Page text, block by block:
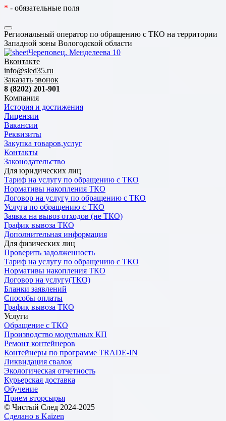
* - обязательные поля
Региональный оператор по обращению с ТКО на территории
Западной зоны Вологодской области
Череповец, Менделеева 10
Вконтакте
info@sled35.ru
Заказать звонок
8 (8202) 201-901
Компания
История и достижения
Лицензии
Вакансии
Реквизиты
Закупка товаров,услуг
Контакты
Законодательство
Для юридических лиц
Тариф на услугу по обращению с ТКО
Нормативы накопления ТКО
Договор на услугу по обращению с ТКО
Услуга по обращению с ТКО
Заявка на вывоз отходов (не ТКО)
График вывоза ТКО
Дополнительная информация
Для физических лиц
Проверить задолженность
Тариф на услугу по обращению с ТКО
Нормативы накопления ТКО
Договор на услугу(ТКО)
Бланки заявлений
Способы оплаты
График вывоза ТКО
Услуги
Обращение с ТКО
Производство модульных КП
Ремонт контейнеров
Контейнеры по программе TRADE-IN
Ликвидация свалок
Экологическая отчетность
Курьерская доставка
Обучение
Прием вторсырья
© Чистый След 2024-2025
Сделано в Kaizen